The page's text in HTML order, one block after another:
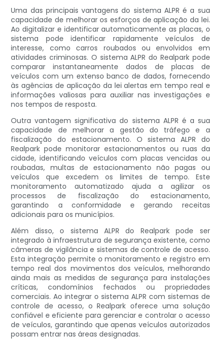
Uma das principais vantagens do sistema ALPR é a sua
capacidade de melhorar os esforços de aplicação da lei.
Ao digitalizar e identificar automaticamente as placas, o
sistema pode identificar rapidamente veículos de
interesse, como carros roubados ou envolvidos em
atividades criminosas. O sistema ALPR do Realpark pode
comparar instantaneamente dados de placas de
veículos com um extenso banco de dados, fornecendo
às agências de aplicação da lei alertas em tempo real e
informações valiosas para auxiliar nas investigações e
nos tempos de resposta.
Outra vantagem significativa do sistema ALPR é a sua
capacidade de melhorar a gestão do tráfego e a
fiscalização do estacionamento. O sistema ALPR do
Realpark pode monitorar estacionamentos ou ruas da
cidade, identificando veículos com placas vencidas ou
roubadas, multas de estacionamento não pagas ou
veículos que excedem os limites de tempo. Este
monitoramento automatizado ajuda a agilizar os
processos de fiscalização do estacionamento,
garantindo a conformidade e gerando receitas
adicionais para os municípios.
Além disso, o sistema ALPR do Realpark pode ser
integrado à infraestrutura de segurança existente, como
câmeras de vigilância e sistemas de controle de acesso.
Esta integração permite o monitoramento e registro em
tempo real dos movimentos dos veículos, melhorando
ainda mais as medidas de segurança para instalações
críticas, condomínios fechados ou propriedades
comerciais. Ao integrar o sistema ALPR com sistemas de
controle de acesso, o Realpark oferece uma solução
confiável e eficiente para gerenciar e controlar o acesso
de veículos, garantindo que apenas veículos autorizados
possam entrar nas áreas designadas.